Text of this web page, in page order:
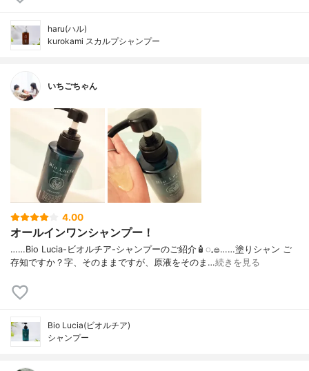
haru(ハル)
kurokami スカルプシャンプー
いちごちゃん
4.00
オールインワンシャンプー！
……⁡Bio Lucia⁡⁡-ビオルチア-⁡⁡シャンプー⁡⁡のご紹介🧴‎◌𓈒𓐍⁡……⁡⁡⁡⁡塗りシャン ご
存知ですか？⁡⁡⁡⁡字、そのままですが、⁡原液をそのま…続きを見る
Bio Lucia(ビオルチア)
シャンプー